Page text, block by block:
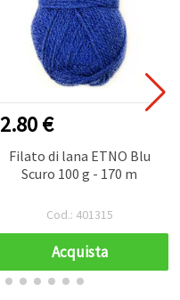
2.80 €
Filato di lana ETNO Blu
Scuro 100 g - 170 m
Cod.: 401315
Acquista